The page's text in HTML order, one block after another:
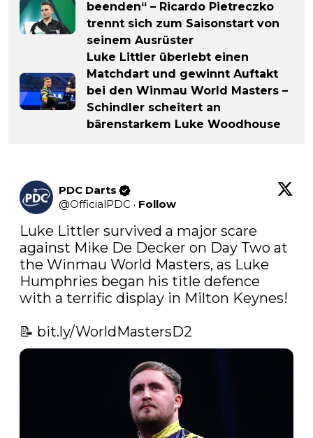
beenden“ – Ricardo Pietreczko
trennt sich zum Saisonstart von
seinem Ausrüster
Luke Littler überlebt einen
Matchdart und gewinnt Auftakt
bei den Winmau World Masters –
Schindler scheitert an
bärenstarkem Luke Woodhouse
PDC Darts
@OfficialPDC · Follow
Luke Littler survived a major scare
against Mike De Decker on Day Two at
the Winmau World Masters, as Luke
Humphries began his title defence
with a terrific display in Milton Keynes!
📝 bit.ly/WorldMastersD2